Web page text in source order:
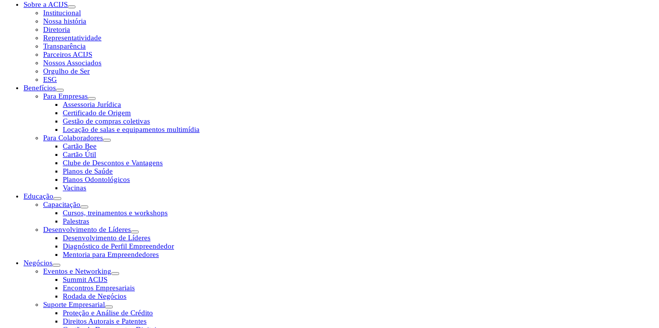
Sobre a ACIJS
Institucional
Nossa história
Diretoria
Representatividade
Transparência
Parceiros ACIJS
Nossos Associados
Orgulho de Ser
ESG
Benefícios
Para Empresas
Assessoria Jurídica
Certificado de Origem
Gestão de compras coletivas
Locação de salas e equipamentos multimídia
Para Colaboradores
Cartão Bee
Cartão Útil
Clube de Descontos e Vantagens
Planos de Saúde
Planos Odontológicos
Vacinas
Educação
Capacitação
Cursos, treinamentos e workshops
Palestras
Desenvolvimento de Líderes
Desenvolvimento de Líderes
Diagnóstico de Perfil Empreendedor
Mentoria para Empreendedores
Negócios
Eventos e Networking
Summit ACIJS
Encontros Empresariais
Rodada de Negócios
Suporte Empresarial
Proteção e Análise de Crédito
Direitos Autorais e Patentes